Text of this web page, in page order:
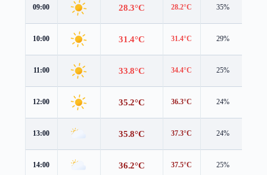
09:00 28.3°C 28.2°C 35%
10:00 31.4°C 31.4°C 29%
11:00 33.8°C 34.4°C 25%
12:00 35.2°C 36.3°C 24%
13:00 35.8°C 37.3°C 24%
14:00 36.2°C 37.5°C 25%